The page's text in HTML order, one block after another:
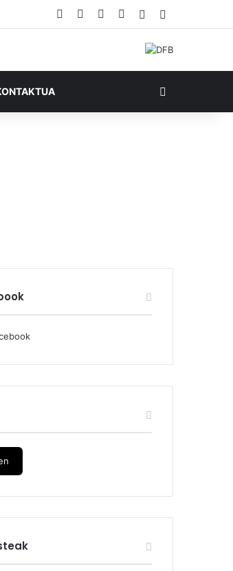
Facebook YouTube
RSS Ausazko